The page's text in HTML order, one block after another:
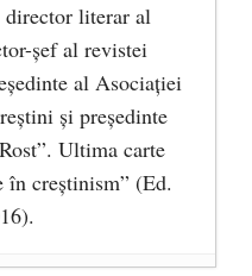
literar al
şef al revistei
al Asociaţiei
şi preşedinte
Ultima carte
în creștinism” (Ed.